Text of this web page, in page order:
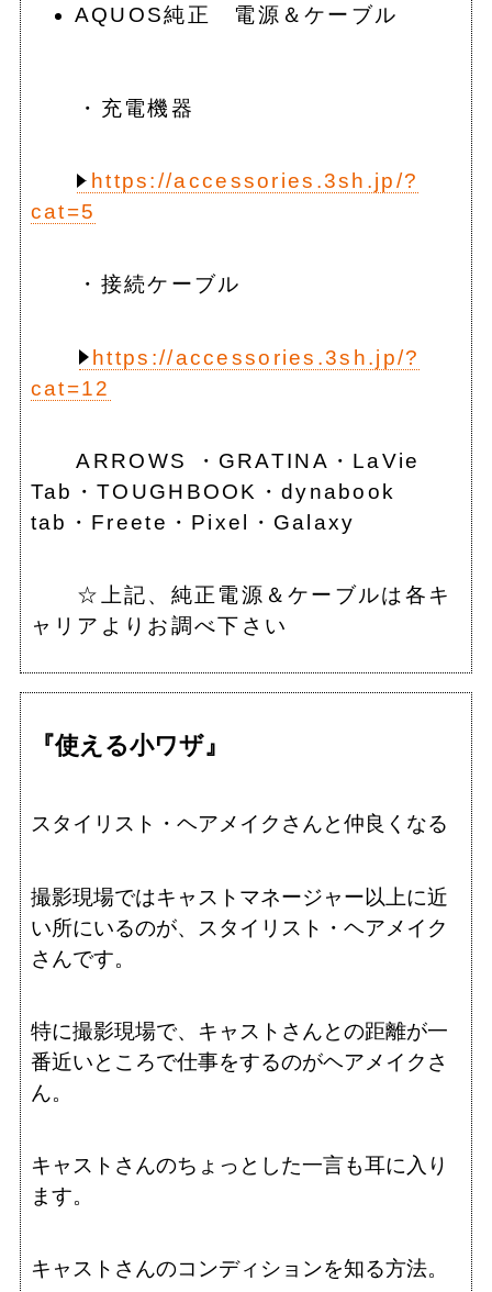
AQUOS純正 電源＆ケーブル
・充電機器
https://accessories.3sh.jp/?
cat=5
・接続ケーブル
https://accessories.3sh.jp/?
cat=12
ARROWS ・GRATINA・LaVie
Tab・TOUGHBOOK・dynabook
tab・Freete・Pixel・Galaxy
☆上記、純正電源＆ケーブルは各キ
ャリアよりお調べ下さい
『使える小ワザ』
スタイリスト・ヘアメイクさんと仲良くなる
撮影現場ではキャストマネージャー以上に近
い所にいるのが、スタイリスト・ヘアメイク
さんです。
特に撮影現場で、キャストさんとの距離が一
番近いところで仕事をするのがヘアメイクさ
ん。
キャストさんのちょっとした一言も耳に入り
ます。
キャストさんのコンディションを知る方法。